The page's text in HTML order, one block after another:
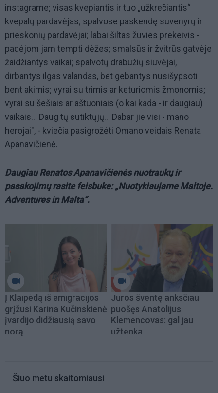
instagrame; visas kvepiantis ir tuo „užkrečiantis“
kvepalų pardavėjas; spalvose paskendę suvenyrų ir
prieskonių pardavėjai; labai šiltas žuvies prekeivis -
padėjom jam tempti dėžes; smalsūs ir žvitrūs gatvėje
žaidžiantys vaikai; spalvotų drabužių siuvėjai,
dirbantys ilgas valandas, bet gebantys nusišypsoti
bent akimis; vyrai su trimis ar keturiomis žmonomis;
vyrai su šešiais ar aštuoniais (o kai kada - ir daugiau)
vaikais... Daug tų sutiktųjų... Dabar jie visi - mano
herojai", - kviečia pasigrožėti Omano veidais Renata
Apanavičienė.
Daugiau Renatos Apanavičienės nuotraukų ir
pasakojimų rasite feisbuke: „Nuotykiaujame Maltoje.
Adventures in Malta“.
Į Klaipėdą iš emigracijos
grįžusi Karina Kučinskienė
įvardijo didžiausią savo
norą
Jūros šventę anksčiau
puošęs Anatolijus
Klemencovas: gal jau
užtenka
Šiuo metu skaitomiausi